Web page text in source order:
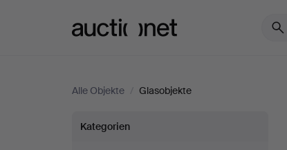
Alle Objekte / Glasobjekte
Glasobjekte
Kategorien